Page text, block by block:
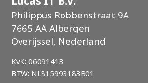
Philippus Robbenstraat 9A
7665 AA Albergen
Overijssel, Nederland
KvK: 06091413
BTW: NL815993183B01